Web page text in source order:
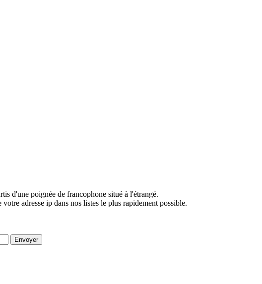
d'une poignée de francophone situé à l'étrangé.
adresse ip dans nos listes le plus rapidement possible.